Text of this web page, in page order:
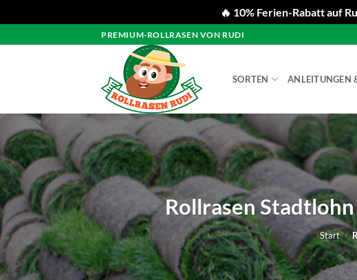
🔥 10% Ferien-Rabatt auf
Inhalt
PREMIUM-ROLLRASEN VON RUDI
SORTEN ANLEITUNGEN
Rollrasen Stadtlohn
Start /